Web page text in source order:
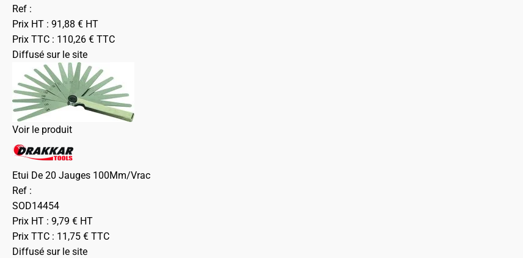
Ref :
Prix HT : 91,88 € HT
Prix TTC : 110,26 € TTC
Diffusé sur le site
Voir le produit
Etui De 20 Jauges 100Mm/Vrac
Ref :
SOD14454
Prix HT : 9,79 € HT
Prix TTC : 11,75 € TTC
Diffusé sur le site